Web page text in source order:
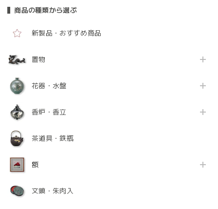
商品の種類から選ぶ
新製品・おすすめ商品
置物
花器・水盤
香炉・香立
茶道具・鉄瓶
額
文鎮・朱肉入